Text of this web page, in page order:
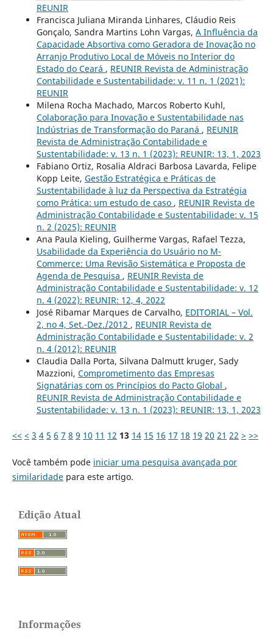
REUNIR
Francisca Juliana Miranda Linhares, Cláudio Reis
Gonçalo, Sandra Martins Lohn Vargas, A Influência da
Capacidade Absortiva como Geradora de Inovação no
Arranjo Produtivo Local de Móveis no Interior do
Estado do Ceará , REUNIR Revista de Administração
Contabilidade e Sustentabilidade: v. 11 n. 1 (2021):
REUNIR
Milena Rocha Machado, Marcos Roberto Kuhl,
Colaboração para Inovação e Sustentabilidade nas
Indústrias de Transformação do Paraná , REUNIR
Revista de Administração Contabilidade e
Sustentabilidade: v. 13 n. 1 (2023): REUNIR: 13, 1, 2023
Fabiano Ortiz, Rosalia Aldraci Barbosa Lavarda, Felipe
Kopp Leite, Gestão Estratégica e Práticas de
Sustentabilidade à luz da Perspectiva da Estratégia
como Prática: um estudo de caso , REUNIR Revista de
Administração Contabilidade e Sustentabilidade: v. 15
n. 2 (2025): REUNIR
Ana Paula Kieling, Guilherme Vargas, Rafael Tezza,
Usabilidade da Experiência do Usuário no M-
Commerce: Uma Revisão Sistemática e Proposta de
Agenda de Pesquisa , REUNIR Revista de
Administração Contabilidade e Sustentabilidade: v. 12
n. 4 (2022): REUNIR: 12, 4, 2022
José Ribamar Marques de Carvalho, EDITORIAL – Vol.
2, no 4, Set.-Dez./2012 , REUNIR Revista de
Administração Contabilidade e Sustentabilidade: v. 2
n. 4 (2012): REUNIR
Claudia Dalla Porta, Silvana Dalmutt kruger, Sady
Mazzioni, Comprometimento das Empresas
Signatárias com os Princípios do Pacto Global ,
REUNIR Revista de Administração Contabilidade e
Sustentabilidade: v. 13 n. 1 (2023): REUNIR: 13, 1, 2023
<< < 3 4 5 6 7 8 9 10 11 12 13 14 15 16 17 18 19 20 21 22 > >>
Você também pode iniciar uma pesquisa avançada por
similaridadepara este artigo.
Edição Atual
Informações